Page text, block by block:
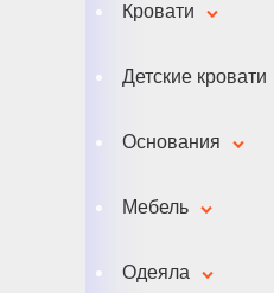
Кровати
Детские кровати
Основания
Мебель
Одеяла